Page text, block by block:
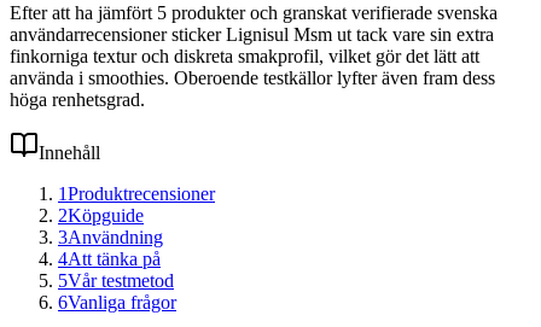
Efter att ha jämfört 5 produkter och granskat verifierade svenska
användarrecensioner sticker Lignisul Msm ut tack vare sin extra
finkorniga textur och diskreta smakprofil, vilket gör det lätt att
använda i smoothies. Oberoende testkällor lyfter även fram dess
höga renhetsgrad.
Innehåll
1Produktrecensioner
2Köpguide
3Användning
4Att tänka på
5Vår testmetod
6Vanliga frågor